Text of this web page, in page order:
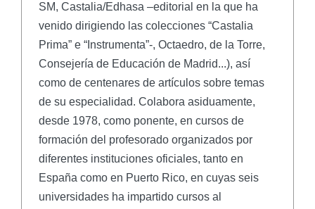
SM, Castalia/Edhasa –editorial en la que ha
venido dirigiendo las colecciones “Castalia
Prima” e “Instrumenta”-, Octaedro, de la Torre,
Consejería de Educación de Madrid...), así
como de centenares de artículos sobre temas
de su especialidad. Colabora asiduamente,
desde 1978, como ponente, en cursos de
formación del profesorado organizados por
diferentes instituciones oficiales, tanto en
España como en Puerto Rico, en cuyas seis
universidades ha impartido cursos al